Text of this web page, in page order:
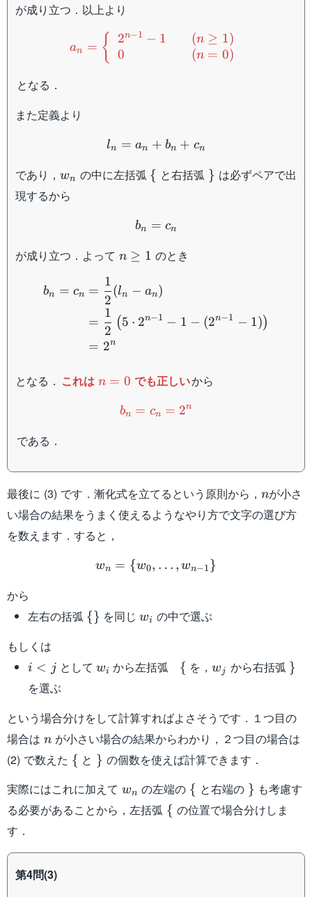
が成り立つ．以上より
an = { 2n−1 − 1
0
(n ≥ 1)
(n = 0)
となる．
また定義より
ln = an + bn + cn
であり，w_n
wn の中に左括弧 \
{ と右括弧 \}
} は必ずペアで出
現するから
bn = cn
が成り立つ．よって n
1
n ≥ 1 のとき
bn = cn =
2
1
(ln − an)
=
2
1
(5 ⋅ 2n−1 − 1 − (2n−1 − 1))
= 2n
となる． これは n=0
n = 0 でも正しいから
bn = cn = 2n
である．
最後に (3) です．漸化式を立てるという原則から， n
nが小さ
い場合の結果をうまく使えるようなやり方で文字の選び方
を数えます．すると，
wn = {w0, … , wn−1}
から
左右の括弧 \
{} を同じ w_i
wi の中で選ぶ
もしくは
i
<
j
i < j として w_i
wi から左括弧 \
{ を，w_j
wj から右括弧 \}
}
を選ぶ
という場合分けをして計算すればよさそうです．１つ目の
場合は n
nが小さい場合の結果からわかり，２つ目の場合は
(2) で数えた \
{
{ と \}
} の個数を使えば計算できます．
実際にはこれに加えて w_n
wn の左端の \
{
{ と右端の \}
} も考慮す
る必要があることから，左括弧 \
{ の位置で場合分けしま
す．
第4問(3)